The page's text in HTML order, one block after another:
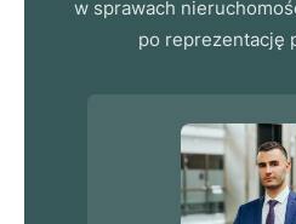
w sprawach
po reprezentację